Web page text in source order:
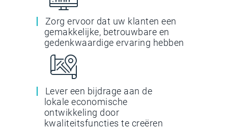
Zorg ervoor dat uw klanten een
gemakkelijke, betrouwbare en
gedenkwaardige ervaring hebben
Lever een bijdrage aan de
lokale economische
ontwikkeling door
kwaliteitsfuncties te creëren